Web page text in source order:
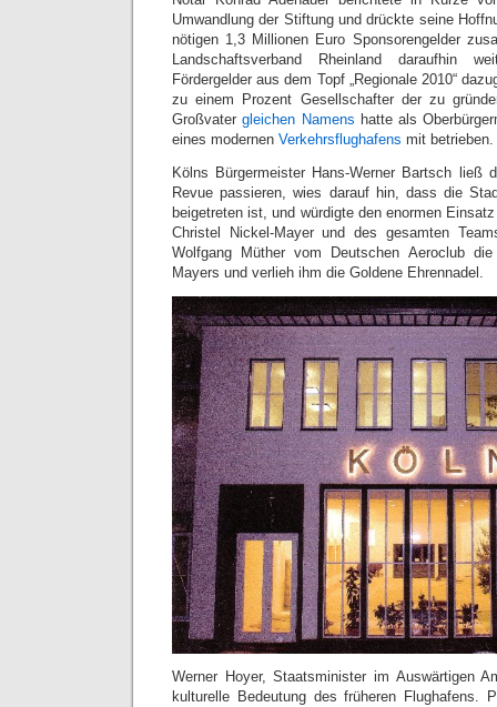
Umwandlung der Stiftung und drückte seine
nötigen 1,3 Millionen Euro Sponsorengelder
Landschaftsverband Rheinland daraufhin
Fördergelder aus dem Topf „Regio­nale 2010“
zu einem Prozent Gesellschafter der zu
Großvatergleichen Namens hatte als
eines modernen Verkehrsflughafens mit betrieben.
Kölns Bürgermeister Hans-Werner Bartsch ließ
Revue passieren, wies darauf hin, dass die
beigetreten ist, und würdigte den enormen
Christel Nickel-Mayer und des gesamten
Wolfgang Müther vom Deutschen Aeroclub
Mayers und verlieh ihm die Goldene Ehrennadel.
Werner Hoyer, Staatsminister im Auswärtigen
kulturelle Bedeutung des früheren Flughafens.